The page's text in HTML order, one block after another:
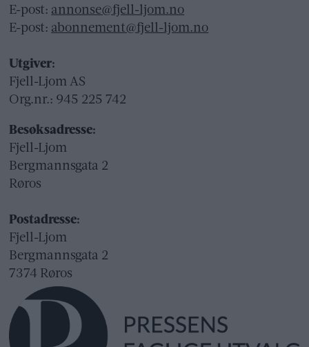
E-post: annonse@fjell-ljom.no
E-post: abonnement@fjell-ljom.no
Utgiver:
Fjell-Ljom AS
Org.nr.: 945 225 742
Besøksadresse:
Fjell-Ljom
Bergmannsgata 2
Røros
Postadresse:
Fjell-Ljom
Bergmannsgata 2
7374 Røros